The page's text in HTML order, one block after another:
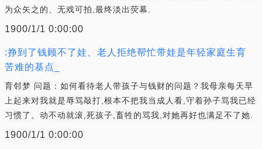
为众矢之的、无戏可拍,最终淡出荧幕.
1900/1/1 0:00:00
:挣到了钱顾不了娃、老人拒绝帮忙带娃是年轻家庭生育
苦难的基点_
育邻梦 问题：如何看待老人带孩子与钱财的问题？我母亲每天早
上起来对我就是辱骂敲打,根本不把我当成人看,守着孙子骂我已经
习惯了。动不动就滚,死孩子,畜牲的骂我,对她再好也满足不了她.
1900/1/1 0:00:00